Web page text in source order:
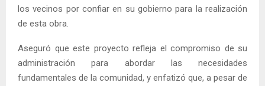
los vecinos por confiar en su gobierno para la realización
de esta obra.
Aseguró que este proyecto refleja el compromiso de su
administración para abordar las necesidades
fundamentales de la comunidad, y enfatizó que, a pesar de